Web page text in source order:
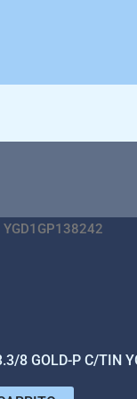
8 GOLD-P C/TIN